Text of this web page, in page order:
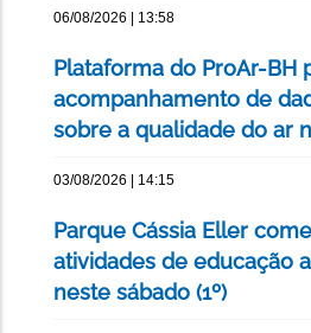
06/08/2026 | 13:58
Plataforma do ProAr-BH
acompanhamento de
sobre a qualidade do ar
03/08/2026 | 14:15
Parque Cássia Eller
atividades de educação
neste sábado (1º)